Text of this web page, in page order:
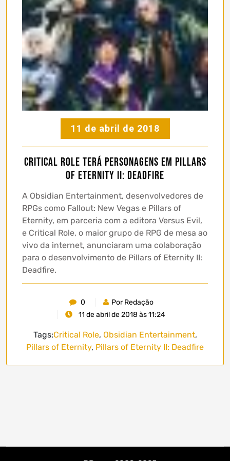
11 de abril de 2018
Critical Role terá personagens em Pillars
of Eternity II: Deadfire
A Obsidian Entertainment, desenvolvedores de
RPGs como Fallout: New Vegas e Pillars of
Eternity, em parceria com a editora Versus Evil,
e Critical Role, o maior grupo de RPG de mesa ao
vivo da internet, anunciaram uma colaboração
para o desenvolvimento de Pillars of Eternity II:
Deadfire.
0
Por Redação
11 de abril de 2018 às 11:24
Tags:Critical Role, Obsidian Entertainment,
Pillars of Eternity, Pillars of Eternity II: Deadfire